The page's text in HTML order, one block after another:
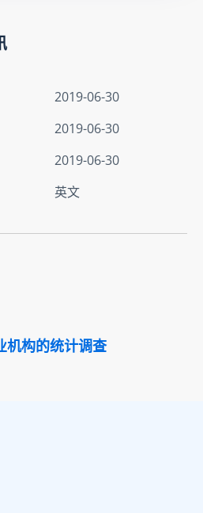
2019-06-30
2019-06-30
2019-06-30
英文
机构的统计调查